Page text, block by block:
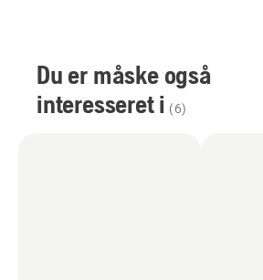
Du er måske også
interesseret i (6)